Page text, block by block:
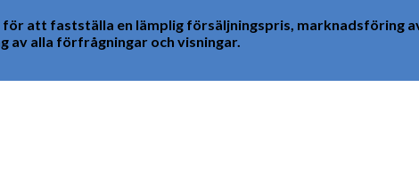
att fastställa en lämplig försäljningspris, marknadsföring
av alla förfrågningar och visningar.